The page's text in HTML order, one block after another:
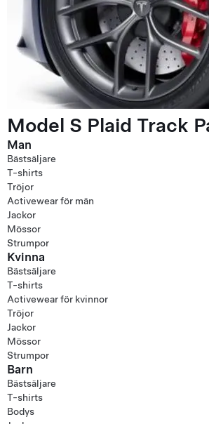
Model S Plaid Track
Man
Bästsäljare
T-shirts
Tröjor
Activewear för män
Jackor
Mössor
Strumpor
Kvinna
Bästsäljare
T-shirts
Activewear för kvinnor
Tröjor
Jackor
Mössor
Strumpor
Barn
Bästsäljare
T-shirts
Bodys